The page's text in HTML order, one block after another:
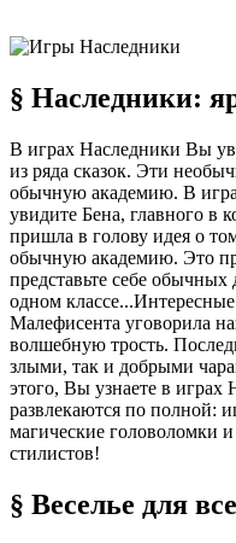
§ Наследники:
В играх Наследники Вы
из ряда сказок. Эти
обычную академию. В
увидите Бена, главного в
пришла в голову идея о
обычную академию. Это
представьте себе
одном
Малефисента уговорила
волшебную трость.
злыми, так и добрыми
этого, Вы узнаете в
развлекаются по полной:
магические головоломки
стилистов!
§ Веселье для